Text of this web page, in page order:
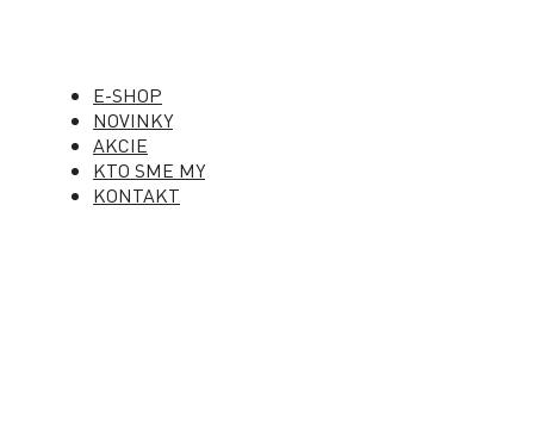
E-SHOP
NOVINKY
AKCIE
KTO SME MY
KONTAKT